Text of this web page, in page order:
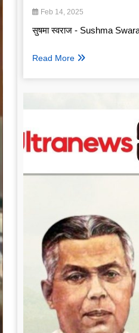
Feb 14, 2025
सुषमा स्वराज - Sushma
Read More